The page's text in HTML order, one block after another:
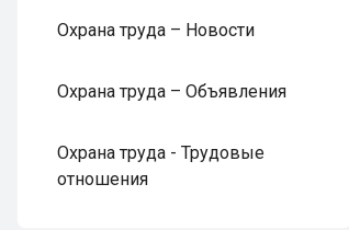
Охрана труда – Новости
Охрана труда – Объявления
Охрана труда - Трудовые
отношения